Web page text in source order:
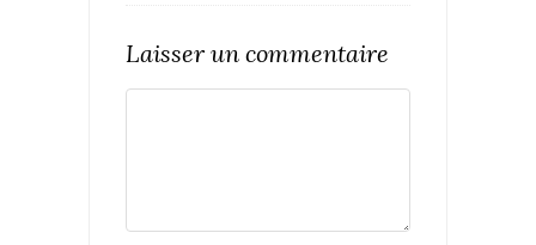
Laisser un commentaire